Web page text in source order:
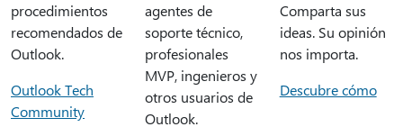
procedimientos
recomendados de
Outlook.
Outlook Tech
Community
agentes de
soporte técnico,
profesionales
MVP, ingenieros y
otros usuarios de
Outlook.
Comparta sus
ideas. Su opinión
nos importa.
Descubre cómo